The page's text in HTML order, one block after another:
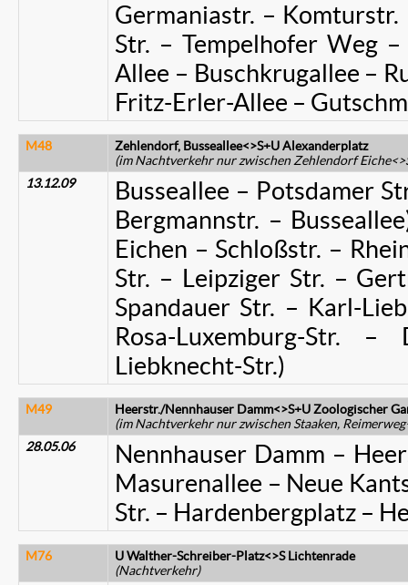
Germaniastr. –
Str. – Tempelhofer Weg
Allee – Buschkrugallee –
Fritz-Erler-Allee –
M48
Zehlendorf, Busseallee<>S+U Alexanderplatz
(im Nachtverkehr nur zwischen Zehlendorf
13.12.09
Busseallee – Potsdamer
Bergmannstr. –
Eichen – Schloßstr. –
Str. – Leipziger Str. –
Spandauer Str. – Karl-
Rosa-Luxemburg-Str.
Liebknecht-Str.)
M49
Heerstr./Nennhauser Damm<>S+U Zoologischer
(im Nachtverkehr nur zwischen Staaken,
28.05.06
Nennhauser Damm –
Masurenallee – Neue
Str. – Hardenbergplatz –
M76
U Walther-Schreiber-Platz<>S Lichtenrade
(Nachtverkehr)